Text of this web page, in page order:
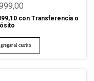
con Transferencia o